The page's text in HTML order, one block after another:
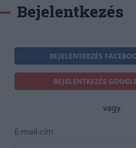
Bejelentkezés
BEJELENTKEZÉS
BEJELENTKEZÉS
vagy
E-mail-cím